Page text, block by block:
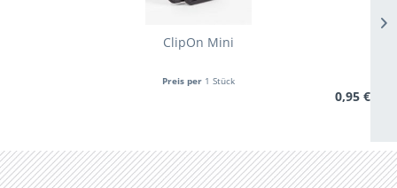
ClipOn Mini
Preis per 1 Stück
0,95 €